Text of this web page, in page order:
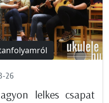
26
lelkes csapat